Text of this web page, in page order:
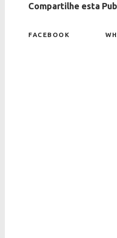
Compartilhe esta
FACEBOOK